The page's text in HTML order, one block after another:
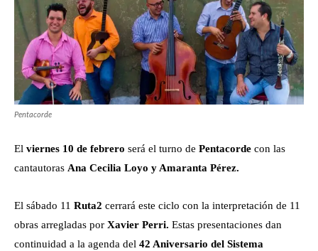
Pentacorde
El viernes 10 de febrero será el turno de Pentacorde con las
cantautoras Ana Cecilia Loyo y Amaranta Pérez.
El sábado 11 Ruta2 cerrará este ciclo con la interpretación de 11
obras arregladas por Xavier Perri. Estas presentaciones dan
continuidad a la agenda del 42 Aniversario del Sistema